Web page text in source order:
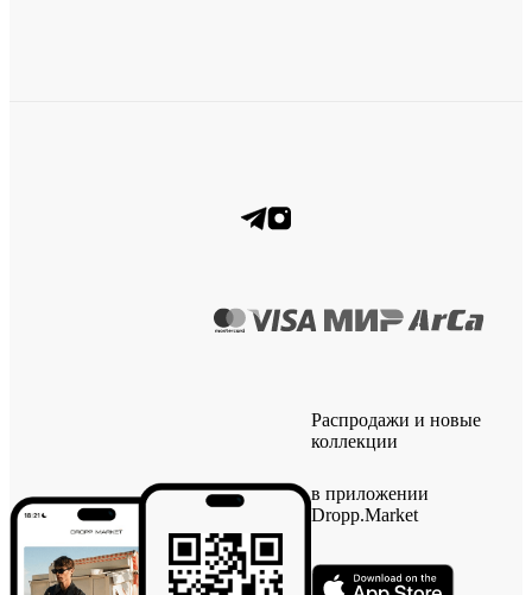
Распродажи и новые
коллекции
в приложении
Dropp.Market